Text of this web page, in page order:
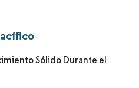
Sólido Durante el